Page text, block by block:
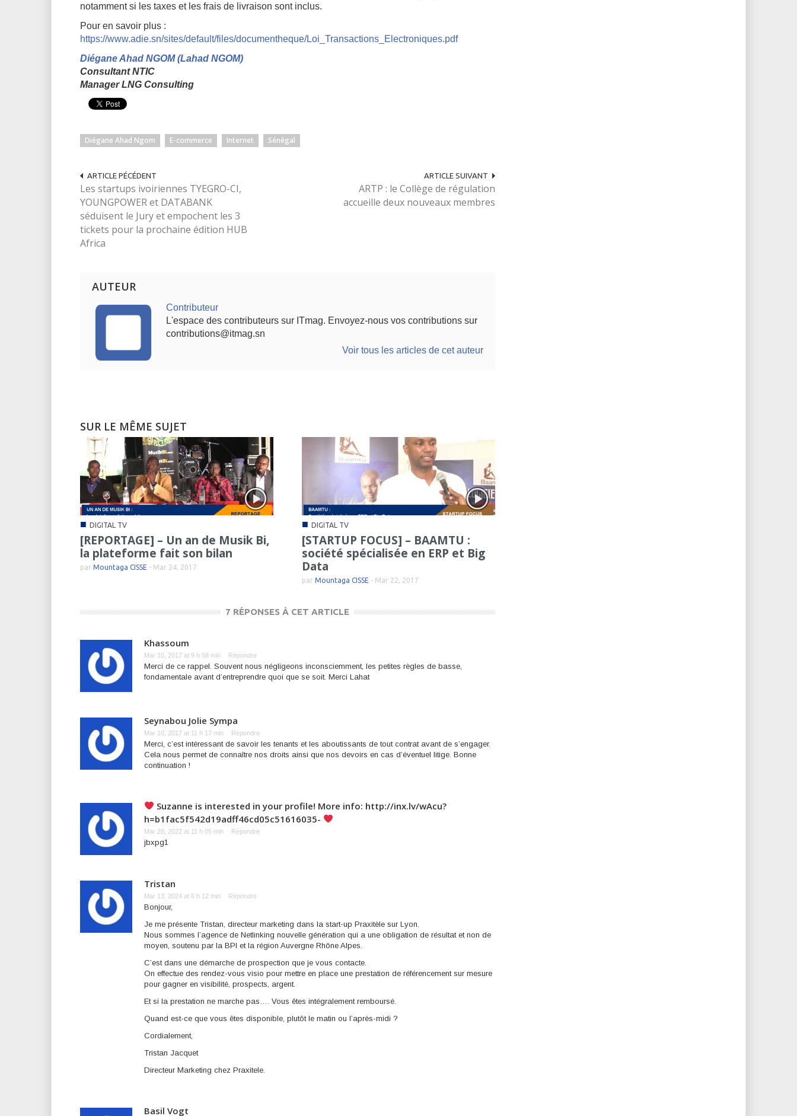
notamment si les taxes et les frais de livraison sont inclus.
Pour en savoir plus :
https://www.adie.sn/sites/default/files/documentheque/Loi_Transactions_Electroniques.pdf
Diégane Ahad NGOM (Lahad NGOM)
Consultant NTIC
Manager LNG Consulting
Diégane Ahad Ngom E-commerce Internet Sénégal
ARTICLE PÉCÉDENT
Les startups ivoiriennes TYEGRO-CI,
YOUNGPOWER et DATABANK
séduisent le Jury et empochent les 3
tickets pour la prochaine édition HUB
Africa
ARTICLE SUIVANT
ARTP : le Collège de régulation
accueille deux nouveaux membres
AUTEUR
Contributeur
L'espace des contributeurs sur ITmag. Envoyez-nous vos contributions sur
contributions@itmag.sn
Voir tous les articles de cet auteur
SUR LE MÊME SUJET
■ DIGITAL TV
[REPORTAGE] – Un an de Musik Bi,
la plateforme fait son bilan
par Mountaga CISSE - Mar 24, 2017
■ DIGITAL TV
[STARTUP FOCUS] – BAAMTU :
société spécialisée en ERP et Big
Data
par Mountaga CISSE - Mar 22, 2017
7 RÉPONSES À CET ARTICLE
Khassoum
Mar 10, 2017 at 9 h 58 min Répondre
Merci de ce rappel. Souvent nous négligeons inconsciemment, les petites règles de basse,
fondamentale avant d’entreprendre quoi que se soit. Merci Lahat
Seynabou Jolie Sympa
Mar 10, 2017 at 11 h 17 min Répondre
Merci, c’est intéressant de savoir les tenants et les aboutissants de tout contrat avant de s’engager.
Cela nous permet de connaître nos droits ainsi que nos devoirs en cas d’éventuel litige. Bonne
continuation !
‍ Suzanne is interested in your profile! More info: http://inx.lv/wAcu?
h=b1fac5f542d19adff46cd05c51616035-
Mar 28, 2022 at 11 h 05 min Répondre
jbxpg1
Tristan
Mar 13, 2024 at 6 h 12 min Répondre
Bonjour,
Je me présente Tristan, directeur marketing dans la start-up Praxitèle sur Lyon.
Nous sommes l’agence de Netlinking nouvelle génération qui a une obligation de résultat et non de
moyen, soutenu par la BPI et la région Auvergne Rhône Alpes.
C’est dans une démarche de prospection que je vous contacte.
On effectue des rendez-vous visio pour mettre en place une prestation de référencement sur mesure
pour gagner en visibilité, prospects, argent.
Et si la prestation ne marche pas…. Vous êtes intégralement remboursé.
Quand est-ce que vous êtes disponible, plutôt le matin ou l’après-midi ?
Cordialement,
Tristan Jacquet
Directeur Marketing chez Praxitele.
Basil Vogt